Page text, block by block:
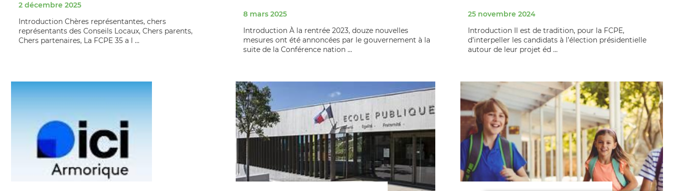
2 décembre 2025
Introduction Chères représentantes, chers
représentants des Conseils Locaux, Chers parents,
Chers partenaires, La FCPE 35 a l ...
8 mars 2025
Introduction À la rentrée 2023, douze nouvelles
mesures ont été annoncées par le gouvernement à la
suite de la Conférence nation ...
25 novembre 2024
Introduction Il est de tradition, pour la FCPE,
d’interpeller les candidats à l’élection présidentielle
autour de leur projet éd ...